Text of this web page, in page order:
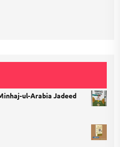
ul-Arabia Jadeed